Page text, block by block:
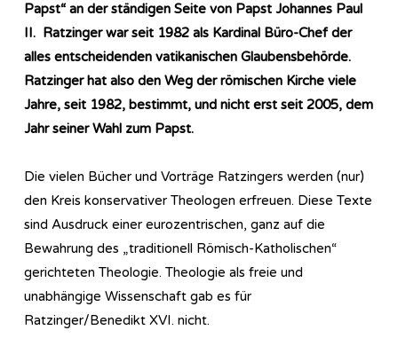
Papst“ an der ständigen Seite von Papst Johannes Paul
II. Ratzinger war seit 1982 als Kardinal Büro-Chef der
alles entscheidenden vatikanischen Glaubensbehörde.
Ratzinger hat also den Weg der römischen Kirche viele
Jahre, seit 1982, bestimmt, und nicht erst seit 2005, dem
Jahr seiner Wahl zum Papst.
Die vielen Bücher und Vorträge Ratzingers werden (nur)
den Kreis konservativer Theologen erfreuen. Diese Texte
sind Ausdruck einer eurozentrischen, ganz auf die
Bewahrung des „traditionell Römisch-Katholischen“
gerichteten Theologie. Theologie als freie und
unabhängige Wissenschaft gab es für
Ratzinger/Benedikt XVI. nicht.